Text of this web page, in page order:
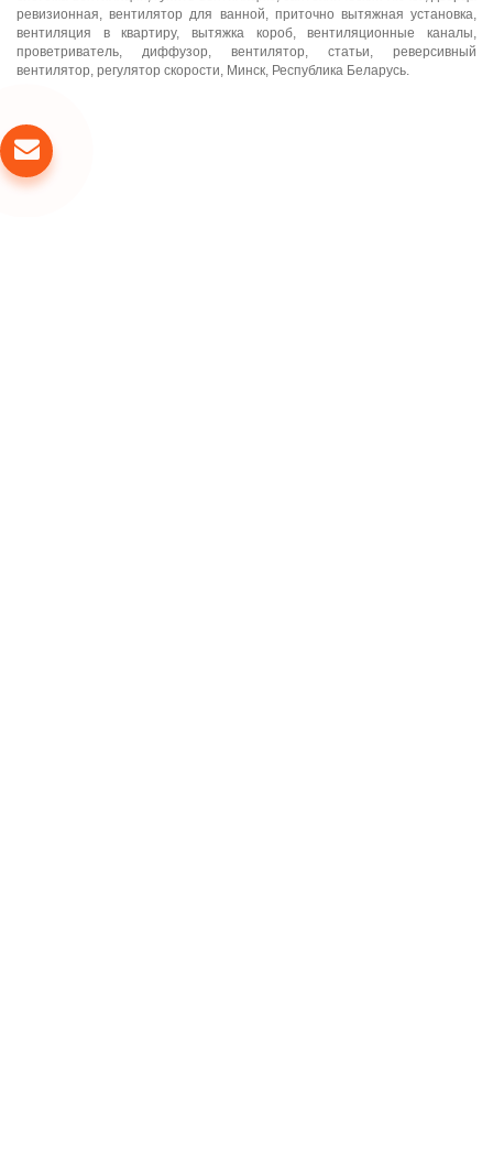
ревизионная,вентилятор для ванной, приточно вытяжная установка,
вентиляция в квартиру,вытяжка короб,вентиляционные каналы,
проветриватель, диффузор, вентилятор, статьи, реверсивный
вентилятор, регулятор скорости, Минск, Республика Беларусь.